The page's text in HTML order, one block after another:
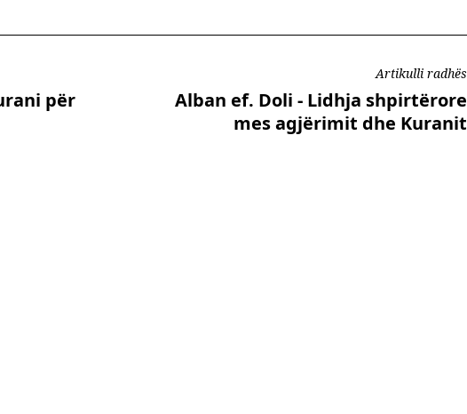
për
Artikulli radhës
Alban ef. Doli - Lidhja shpirtërore
mes agjërimit dhe Kuranit